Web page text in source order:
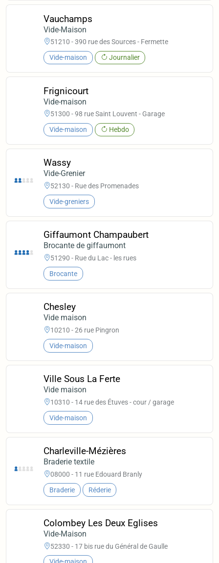
Vauchamps
Vide-Maison
51210 - 390 rue des Sources - Fermette
Vide-maison Journalier
Frignicourt
Vide-maison
51300 - 98 rue Saint Louvent - Garage
Vide-maison Hebdo
Wassy
Vide-Grenier
52130 - Rue des Promenades
Vide-greniers
Giffaumont Champaubert
Brocante de giffaumont
51290 - Rue du Lac - les rues
Brocante
Chesley
Vide maison
10210 - 26 rue Pingron
Vide-maison
Ville Sous La Ferte
Vide maison
10310 - 14 rue des Étuves - cour / garage
Vide-maison
Charleville-Mézières
Braderie textile
08000 - 11 rue Edouard Branly
Braderie Réderie
Colombey Les Deux Eglises
Vide-Maison
52330 - 17 bis rue du Général de Gaulle